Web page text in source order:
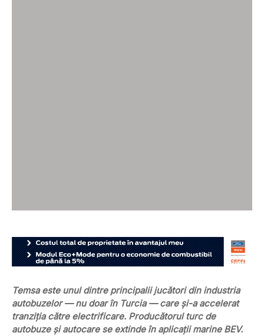
Temsa este unul dintre principalii jucători din industria
autobuzelor — nu doar în Turcia — care și-a accelerat
tranziția către electrificare. Producătorul turc de
autobuze și autocare se extinde în aplicații marine BEV.